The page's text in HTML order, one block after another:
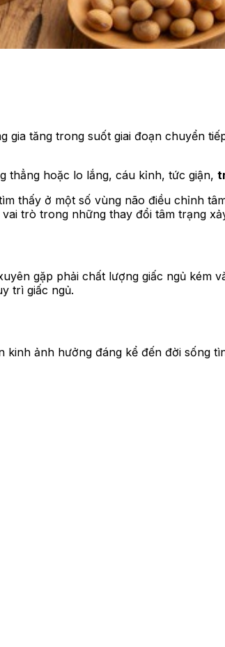
tăng trong suốt giai đoạn chuyển
thẳng hoặc lo lắng, cáu kỉnh, tức giận,
thấy ở một số vùng não điều chỉnh
trò trong những thay đổi tâm trạng
gặp phải chất lượng giấc ngủ kém
trì giấc ngủ.
ảnh hưởng đáng kể đến đời sống